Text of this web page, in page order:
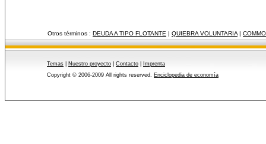
Otros términos : DEUDA A TIPO FLOTANTE | QUIEBRA VOLUNTARIA |
Temas Nuestro proyecto Contacto
Imprenta
Copyright © 2006-2009 All rights reserved. Enciclopedia de economía